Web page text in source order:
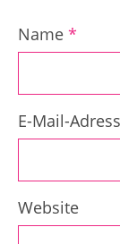
Name *
E-Mail-
Website